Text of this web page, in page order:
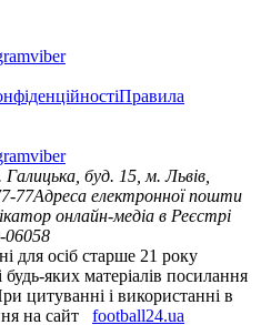
viber
Правила
viber
Галицька, буд. 15, м. Львів,
77Адреса електронної пошти
онлайн-медіа в Реєстрі
06058
для осіб старше 21 року
яких матеріалів посилання
цитуванні і використанні в
на сайт
football24.ua